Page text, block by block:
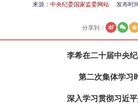
来源： 中央纪委国家监委网站 发布时
分享到：
李希在二十届中央
第二次集体学习
深入学习贯彻习近